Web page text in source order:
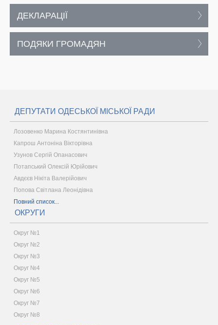
ДЕКЛАРАЦІЇ
ПОДЯКИ ГРОМАДЯН
ДЕПУТАТИ ОДЕСЬКОЇ МІСЬКОЇ РАДИ
Лозовенко Марина Костянтинівна
Капрош Антоніна Вікторівна
Узунов Сергій Опанасович
Потапський Олексій Юрійович
Авдєєв Нікіта Валерійович
Попова Світлана Леонідівна
Повний список...
ОКРУГИ
Округ №1
Округ №2
Округ №3
Округ №4
Округ №5
Округ №6
Округ №7
Округ №8